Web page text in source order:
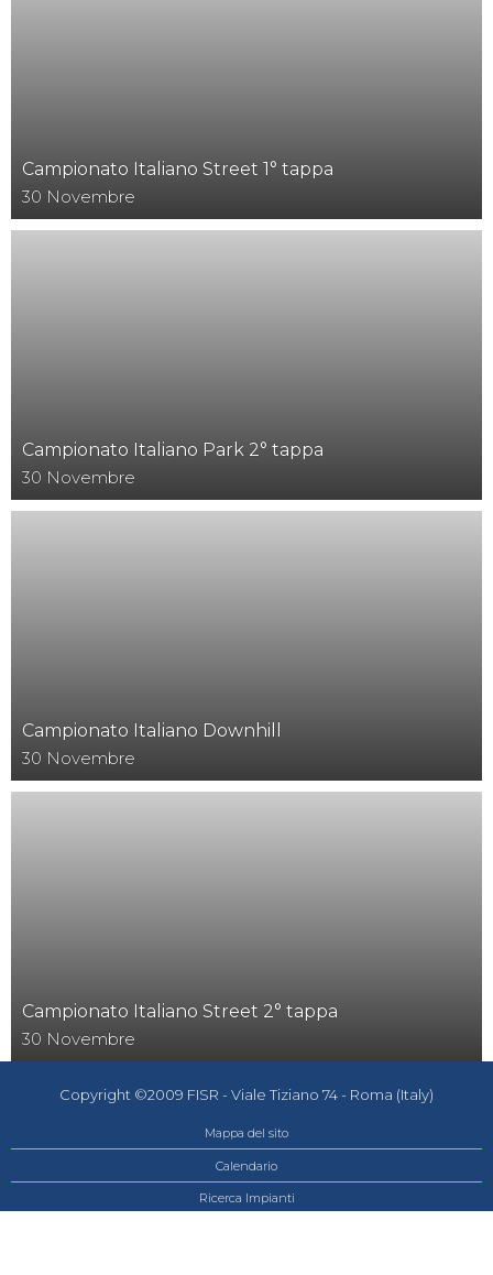
Campionato Italiano Street 1° tappa
30 Novembre
Campionato Italiano Park 2° tappa
30 Novembre
Campionato Italiano Downhill
30 Novembre
Campionato Italiano Street 2° tappa
30 Novembre
Copyright ©2009 FISR - Viale Tiziano 74 - Roma (Italy)
Mappa del sito
Calendario
Ricerca Impianti